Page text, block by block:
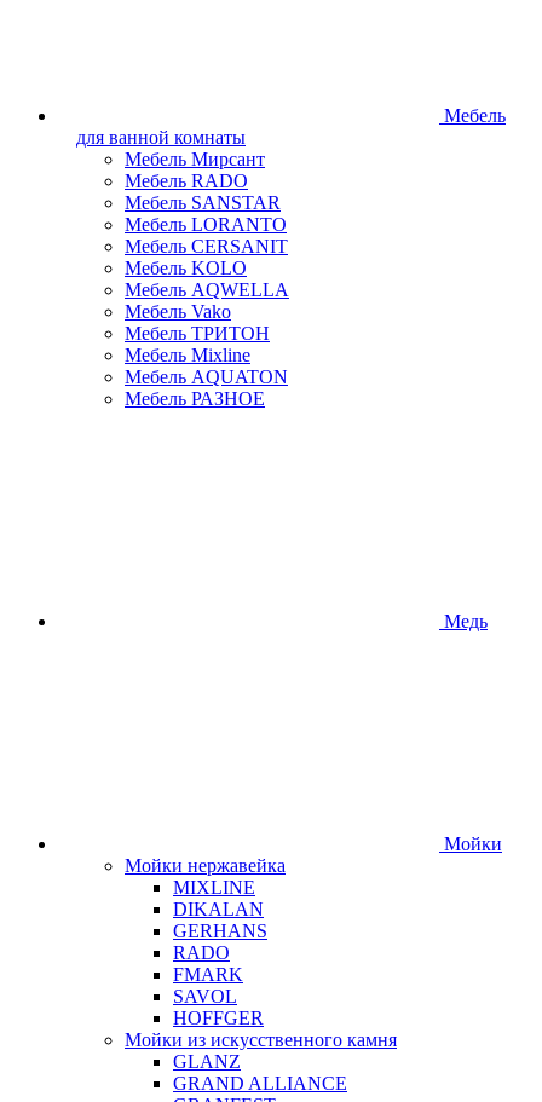
Мебель
для ванной комнаты
Мебель Мирсант
Мебель RADO
Мебель SANSTAR
Мебель LORANTO
Мебель CERSANIT
Мебель KOLO
Мебель AQWELLA
Мебель Vako
Мебель ТРИТОН
Мебель Mixline
Мебель AQUATON
Мебель РАЗНОЕ
Медь
Мойки
Мойки нержавейка
MIXLINE
DIKALAN
GERHANS
RADO
FMARK
SAVOL
HOFFGER
Мойки из искусственного камня
GLANZ
GRAND ALLIANCE